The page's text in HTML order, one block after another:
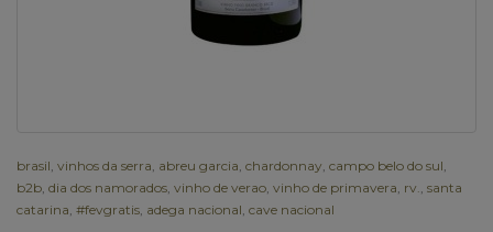
brasil vinhos da serra abreu garcia chardonnay campo belo do sul
b2b dia dos namorados vinho de verao vinho de primavera rv.
santa
catarina #fevgratis adega nacional cave nacional